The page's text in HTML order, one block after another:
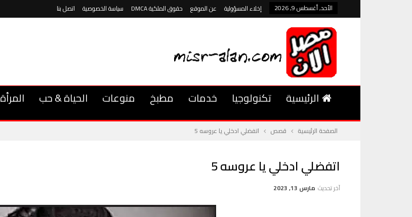
الأحد, أغسطس 9, 2026 إخلاء المسؤولية عن الموقع حقوق الملكية DMCA سياسة الخصوصية اتصل بنا
الرئيسية تكنولوجيا خدمات مطبخ منوعات الحياة & حب المرأة
الصفحة الرئيسية قصص اتفضلي ادخلي يا عروسه 5
اتفضلي ادخلي يا عروسه 5
آخر تحديث مارس 13, 2023